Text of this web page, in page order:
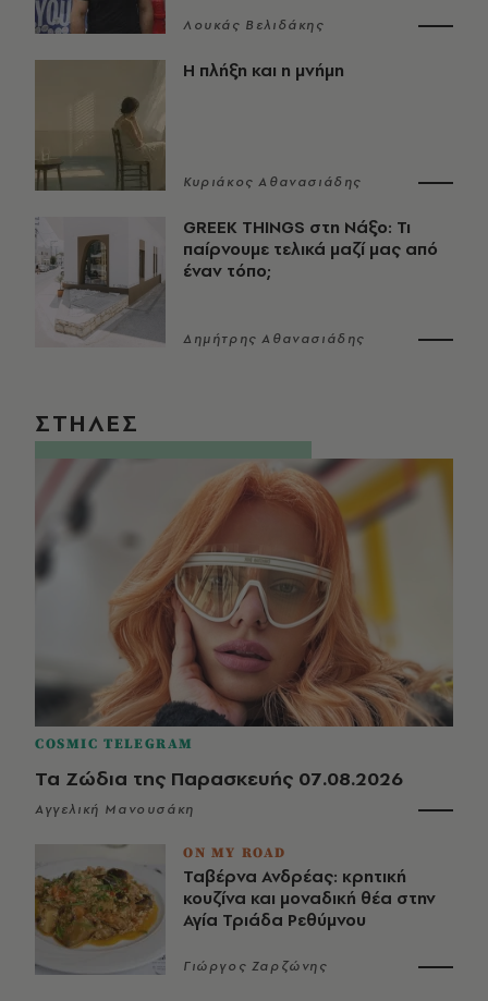
Λουκάς Βελιδάκης
Η πλήξη και η μνήμη
Κυριάκος Αθανασιάδης
GREEK THINGS στη Νάξο: Τι
παίρνουμε τελικά μαζί μας από
έναν τόπο;
Δημήτρης Αθανασιάδης
ΣΤΗΛΕΣ
COSMIC TELEGRAM
Τα Ζώδια της Παρασκευής 07.08.2026
Αγγελική Μανουσάκη
ON MY ROAD
Ταβέρνα Ανδρέας: κρητική
κουζίνα και μοναδική θέα στην
Αγία Τριάδα Ρεθύμνου
Γιώργος Ζαρζώνης